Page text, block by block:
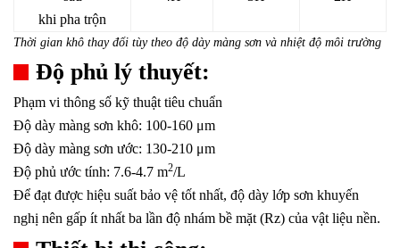
khi pha trộn
Thời gian khô thay đổi tùy theo độ dày màng sơn và nhiệt độ môi trường
Độ phủ lý thuyết:
Phạm vi thông số kỹ thuật tiêu chuẩn
Độ dày màng sơn khô: 100-160 μm
Độ dày màng sơn ước: 130-210 μm
Độ phủ ước tính: 7.6-4.7 m2/L
Để đạt được hiệu suất bảo vệ tốt nhất, độ dày lớp sơn khuyến
nghị nên gấp ít nhất ba lần độ nhám bề mặt (Rz) của vật liệu nền.